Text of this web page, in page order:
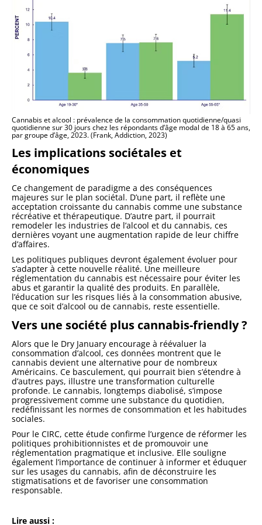
Cannabis et alcool : prévalence de la consommation quotidienne/quasi
quotidienne sur 30 jours chez les répondants d’âge modal de 18 à 65 ans,
par groupe d’âge, 2023. (Frank, Addiction, 2023)
Les implications sociétales et
économiques
Ce changement de paradigme a des conséquences
majeures sur le plan sociétal. D’une part, il reflète une
acceptation croissante du cannabis comme une substance
récréative et thérapeutique. D’autre part, il pourrait
remodeler les industries de l’alcool et du cannabis, ces
dernières voyant une augmentation rapide de leur chiffre
d’affaires.
Les politiques publiques devront également évoluer pour
s’adapter à cette nouvelle réalité. Une meilleure
réglementation du cannabis est nécessaire pour éviter les
abus et garantir la qualité des produits. En parallèle,
l’éducation sur les risques liés à la consommation abusive,
que ce soit d’alcool ou de cannabis, reste essentielle.
Vers une société plus cannabis-friendly ?
Alors que le Dry January encourage à réévaluer la
consommation d’alcool, ces données montrent que le
cannabis devient une alternative pour de nombreux
Américains. Ce basculement, qui pourrait bien s’étendre à
d’autres pays, illustre une transformation culturelle
profonde. Le cannabis, longtemps diabolisé, s’impose
progressivement comme une substance du quotidien,
redéfinissant les normes de consommation et les habitudes
sociales.
Pour le CIRC, cette étude confirme l’urgence de réformer les
politiques prohibitionnistes et de promouvoir une
réglementation pragmatique et inclusive. Elle souligne
également l’importance de continuer à informer et éduquer
sur les usages du cannabis, afin de déconstruire les
stigmatisations et de favoriser une consommation
responsable.
Lire aussi :